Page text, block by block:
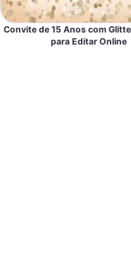
Convite de 15 Anos com
para Editar Online